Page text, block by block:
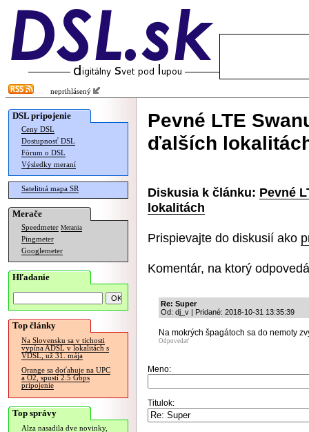
neprihlásený
DSL pripojenie
Ceny DSL
Dostupnosť DSL
Fórum o DSL
Výsledky meraní
Satelitná mapa SR
Merače
Speedmeter Merania
Pingmeter
Googlemeter
Hľadanie
Top články
Na Slovensku sa v tichosti
vypína ADSL v lokalitách s
VDSL, už 31. mája
Orange sa doťahuje na UPC
a O2, spustí 2.5 Gbps
pripojenie
Top správy
Alza nasadila dve novinky,
Pevné LTE
ďalších
Diskusia k článku: Pevné
lokalitách
Prispievajte do diskusií ako
Komentár, na ktorý
Re: Super
Od: dj_v | Pridané: 2018-10-31 13:35:39
Na mokrých špagátoch sa do nemoty
Odpovedať
Meno:
Titulok: